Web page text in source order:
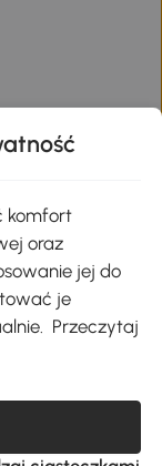
Pon.-piąt.:
komfort
oraz
jej do
je
Przeczytaj